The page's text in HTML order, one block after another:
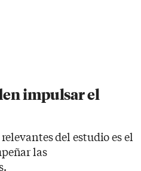
impulsar el
del estudio es el
las